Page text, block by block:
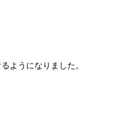
ようになりました。